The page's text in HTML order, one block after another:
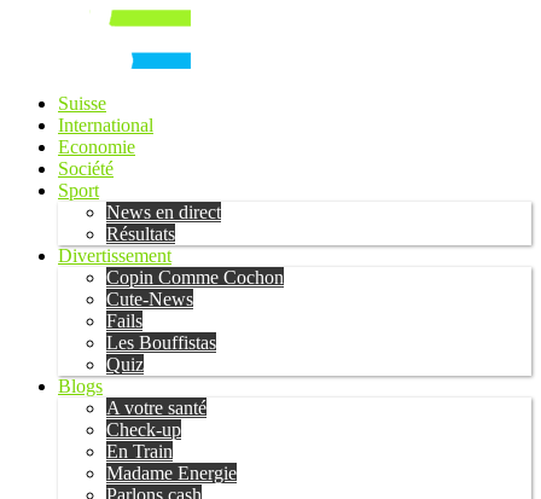
Suisse
International
Economie
Société
Sport
News en direct
Résultats
Divertissement
Copin Comme Cochon
Cute-News
Fails
Les Bouffistas
Quiz
Blogs
A votre santé
Check-up
En Train
Madame Energie
Parlons cash